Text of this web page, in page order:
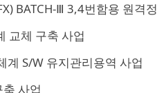
BATCH-Ⅲ 3,4번함용 원격
교체 구축 사업
S/W 유지관리용역 사업
사업